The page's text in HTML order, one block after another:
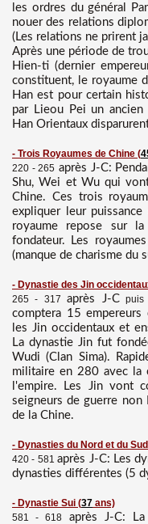
les ordres du général
nouer des relations
(Les relations ne prirent
Après une période de
Hien-ti (dernier
constituent, le royaume
Han est pour certain
par Lieou Pei un
Han Orientaux
- Trois Royaumes de Chine (
220 - 265 après J-C:
Shu, Wei et Wu qui
Chine. Ces trois
expliquer leur
royaume repose sur
fondateur. Les
(manque de charisme du
- Dynastie des Jin
265 - 317après J-Cpuis
comptera 15
les Jin occidentaux et
La dynastie Jin fut
Wudi (Clan Sima).
militaire en 280 avec la
l'empire. Les Jin vont
seigneurs de guerre
de la Chine.
- Dynasties du Nord et du Sud
420 - 581après J-C: Les
dynasties différentes (5
- Dynastie Sui (37 ans)
581 - 618 après J-C: